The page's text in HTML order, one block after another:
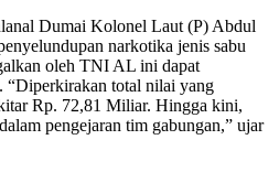
Dumai Kolonel Laut (P) Abdul
narkotika jenis sabu
oleh TNI AL ini dapat
“Diperkirakan total nilai yang
Rp. 72,81 Miliar. Hingga kini,
pengejaran tim gabungan,” ujar